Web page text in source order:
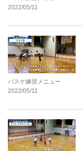
2022/05/11
バスケ練習メニュー
2022/05/11